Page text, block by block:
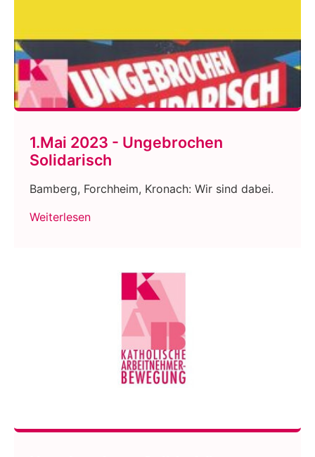
1.Mai 2023 - Ungebrochen
Solidarisch
Bamberg, Forchheim, Kronach: Wir sind dabei.
Weiterlesen